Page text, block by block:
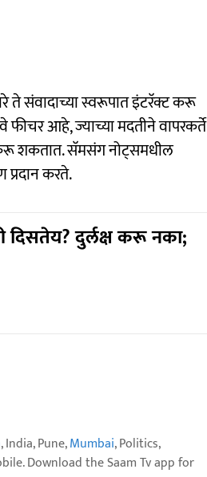
ते संवादाच्या स्वरूपात इंटरॅक्ट करू
आहे, ज्याच्या मदतीने वापरकर्ते
शकतात. सॅमसंग नोट्समधील
करते.
दिसतेय? दुर्लक्ष करू नका;
, India, Pune,Mumbai, Politics,
Download the Saam Tv app for